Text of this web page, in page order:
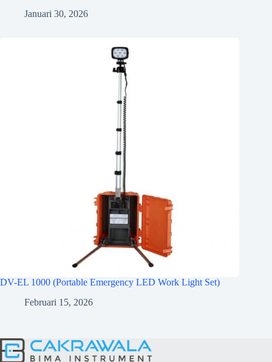
Januari 30, 2026
DV-EL 1000 (Portable Emergency LED Work Light Set)
Februari 15, 2026